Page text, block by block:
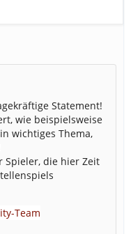
Statement!
wie beispielsweise
wichtiges Thema,
Spieler, die hier Zeit
Team